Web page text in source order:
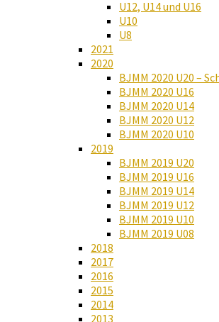
U12, U14 und U16
U10
U8
2021
2020
BJMM 2020 U20 –
BJMM 2020 U16
BJMM 2020 U14
BJMM 2020 U12
BJMM 2020 U10
2019
BJMM 2019 U20
BJMM 2019 U16
BJMM 2019 U14
BJMM 2019 U12
BJMM 2019 U10
BJMM 2019 U08
2018
2017
2016
2015
2014
2013